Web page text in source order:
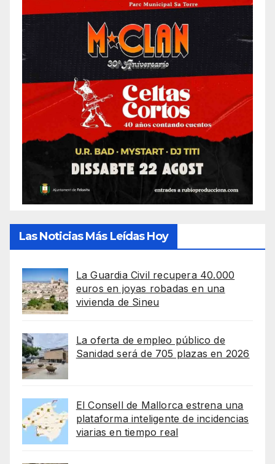
Las Noticias Más Leídas Hoy
La Guardia Civil recupera 40.000
euros en joyas robadas en una
vivienda de Sineu
La oferta de empleo público de
Sanidad será de 705 plazas en 2026
El Consell de Mallorca estrena una
plataforma inteligente de incidencias
viarias en tiempo real